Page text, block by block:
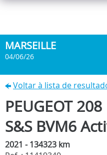
MARSEILLE
04/06/26
Voltar à lista de
PEUGEOT
S&S BVM6
2021 - 134323 km